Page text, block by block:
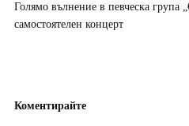
Голямо вълнение в певческа група
самостоятелен концерт
Коментирайте